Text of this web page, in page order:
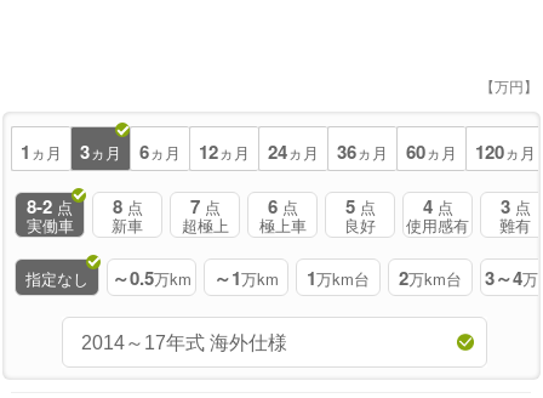
【万円】
1 ヵ月 3ヵ月 6ヵ月 12ヵ月 24ヵ月 36ヵ月 60ヵ月 120ヵ月
8-2 点
実働車
8 点
新車
7 点
超極上
6 点
極上車
5 点
良好
4 点
使用感有
3 点
難有
指定なし ～0.5万km ～1万km 1万km台 2万km台 3～4万